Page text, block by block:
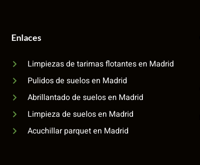
Enlaces
Limpiezas de tarimas flotantes en Madrid
Pulidos de suelos en Madrid
Abrillantado de suelos en Madrid
Limpieza de suelos en Madrid
Acuchillar parquet en Madrid